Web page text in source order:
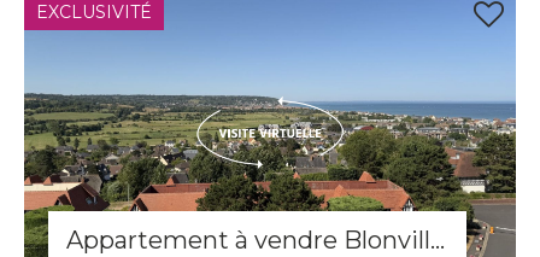
EXCLUSIVITÉ
Appartement à vendre Blonville-sur-Mer